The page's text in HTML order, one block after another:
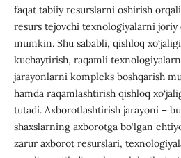
faqat tabiiy resurslarni oshirish
resurs tejovchi texnologiyalarni joriy
mumkin. Shu sababli, qishloq
kuchaytirish, raqamli
jarayonlarni kompleks boshqarish
hamda raqamlashtirish qishloq
tutadi. Axborotlashtirish jarayoni –
shaxslarning axborotga bo‘lgan
zarur axborot resurslari,